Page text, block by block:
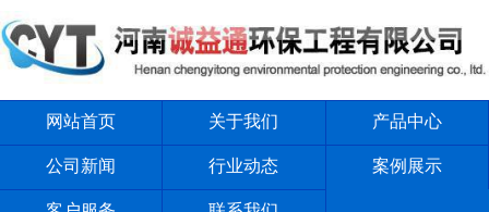
网站首页 关于我们 产品中心
公司新闻 行业动态 案例展示